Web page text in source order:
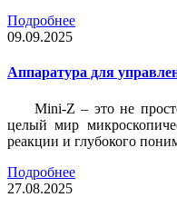
Подробнее
09.09.2025
Аппаратура для
Mini-Z – это не
целый мир
реакции и глубокого
Подробнее
27.08.2025